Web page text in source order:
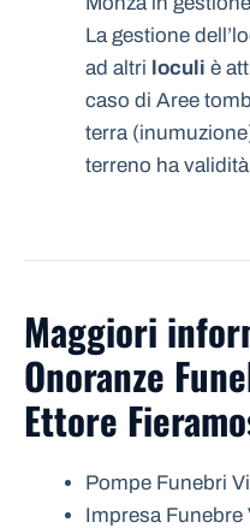
La gestione
ad altri loculi è
caso di Aree
terra
terreno ha validità
Maggiori
Onoranze
Ettore
Pompe Funebri
Impresa Funebre